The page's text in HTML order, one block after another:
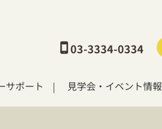
03-3334-0334
サポート 見学会・イベント情報